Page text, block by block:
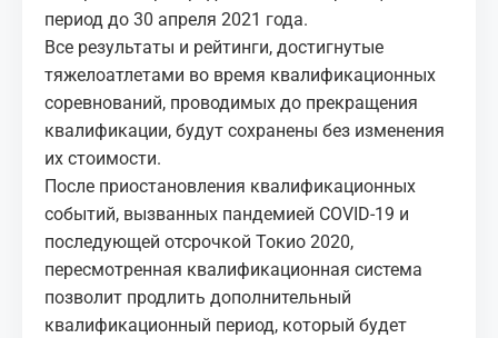
период до 30 апреля 2021 года.
Все результаты и рейтинги, достигнутые
тяжелоатлетами во время квалификационных
соревнований, проводимых до прекращения
квалификации, будут сохранены без изменения
их стоимости.
После приостановления квалификационных
событий, вызванных пандемией COVID-19 и
последующей отсрочкой Токио 2020,
пересмотренная квалификационная система
позволит продлить дополнительный
квалификационный период, который будет